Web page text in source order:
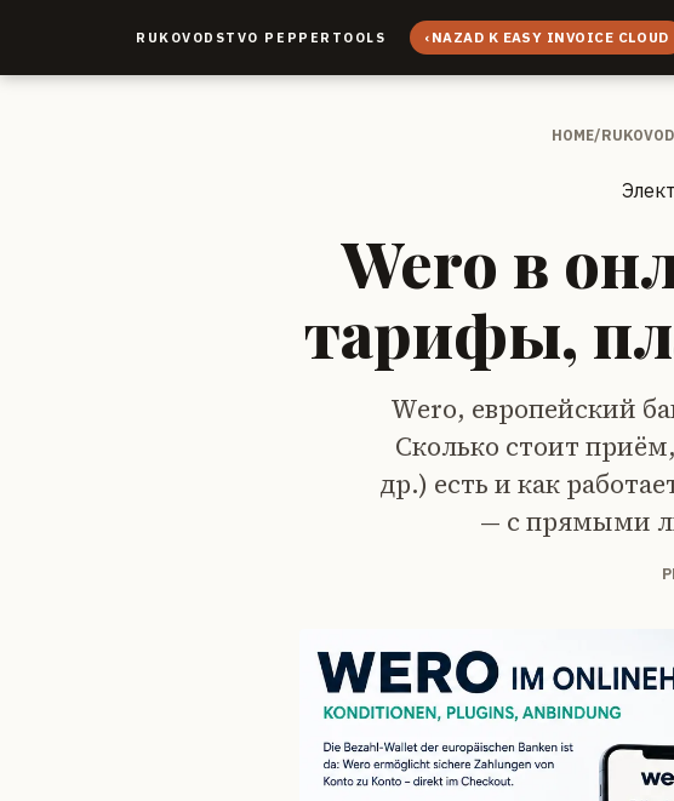
RUKOVODSTVO PEPPERTOOLS ‹ NAZAD K EASY INVOICE CLOUD
HOME/
Wero в
тарифы,
Wero, европейский
Сколько стоит
др.) есть и как
— с прямыми